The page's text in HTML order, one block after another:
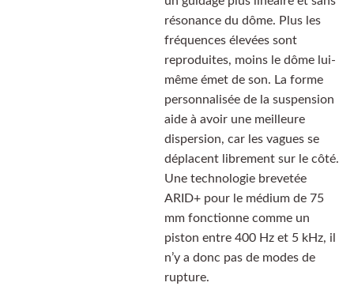
résonance du dôme. Plus les
fréquences élevées sont
reproduites, moins le dôme lui-
même émet de son. La forme
personnalisée de la suspension
aide à avoir une meilleure
dispersion, car les vagues se
déplacent librement sur le côté.
Une technologie brevetée
ARID+ pour le médium de 75
mm fonctionne comme un
piston entre 400 Hz et 5 kHz, il
n’y a donc pas de modes de
rupture.